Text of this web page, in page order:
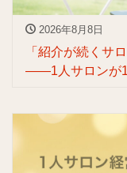
2026年8月8日
「紹介が続くサ
——1人サロンが